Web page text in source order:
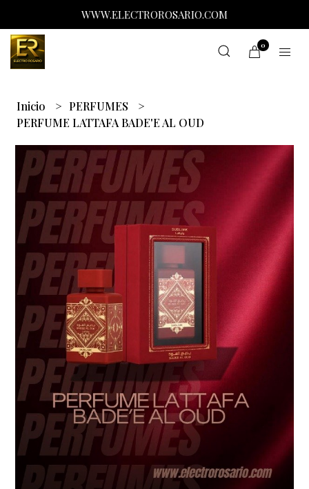
WWW.ELECTROROSARIO.COM
0
Inicio
PERFUMES
PERFUME LATTAFA BADE'E AL OUD